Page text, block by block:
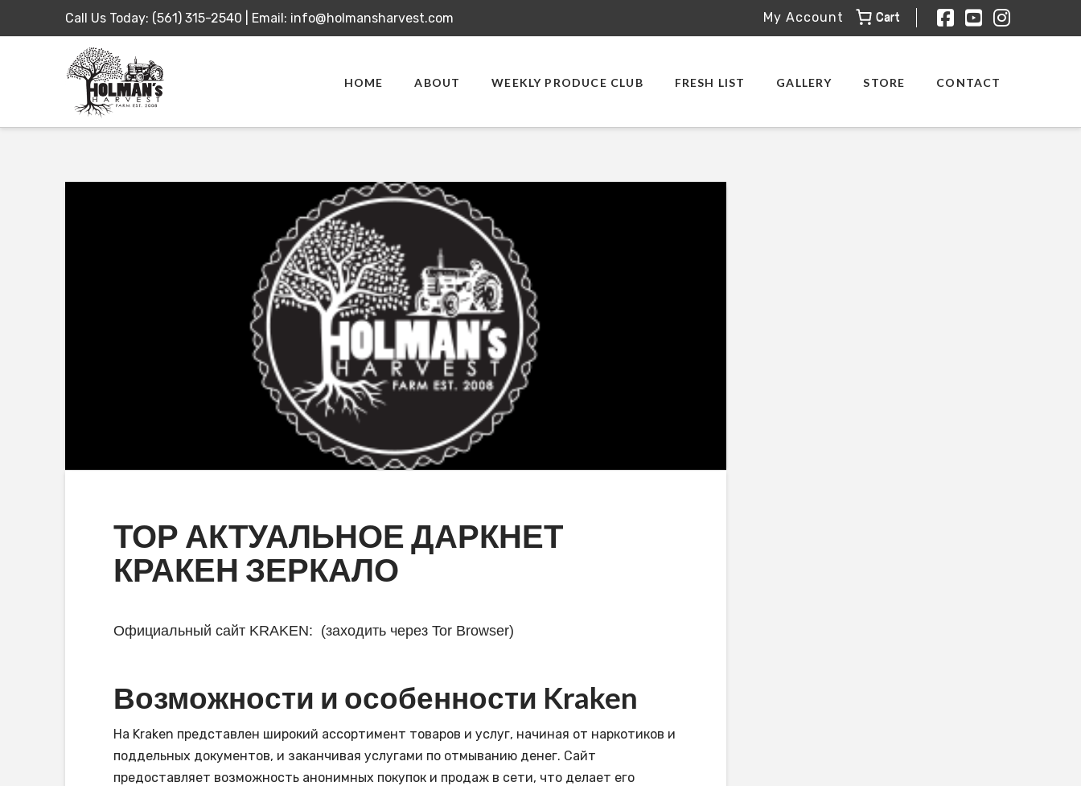
Call Us Today: (561) 315-2540 Email: info@holmansharvest.com
Facebook
YouTube
Cart
My Account
HOME ABOUT WEEKLY PRODUCE CLUB FRESH LIST GALLERY STORE CONTACT
ТОР АКТУАЛЬНОЕ ДАРКНЕТ
КРАКЕН ЗЕРКАЛО
Официальный сайт KRAKEN: (заходить через Tor Browser)
Возможности и особенности Kraken
На Kraken представлен широкий ассортимент товаров и услуг, начиная от наркотиков и
поддельных документов, и заканчивая услугами по отмыванию денег. Сайт
предоставляет возможность анонимных покупок и продаж в сети, что делает его